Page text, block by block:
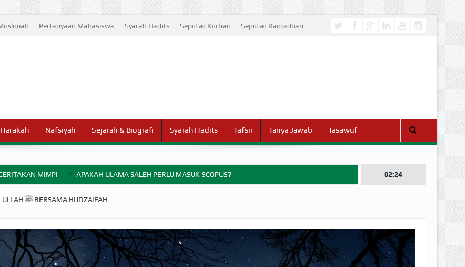
Pertanyaan Mahasiswa Syarah Hadits Seputar Kurban Seputar Ramadhan
Harakah Nafsiyah Sejarah & Biografi Syarah Hadits Tafsir Tanya Jawab Tasawuf
MIMPI APAKAH ULAMA SALEH PERLU MASUK SCOPUS?
PERANG BADAR
UANG? UANG HARAM BISA MENJADI HALAL JIKA SEBAB KEPEMILIKANNYA BERUBAH
BAHASA CINTA KARENA ALLAH HUKUM MEMBAYAR ZAKAT DENGAN CARA MENGANGSUR
02:24
SALAT MALAM RASULULLAH ﷺ BERSAMA HUDZAIFAH